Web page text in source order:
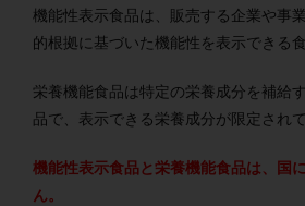
機能性表示食品は、販売する企業や事
的根拠に基づいた機能性を表示できる
栄養機能食品は特定の栄養成分を補給
品で、表示できる栄養成分が限定されて
機能性表示食品と栄養機能食品は、国
ん。